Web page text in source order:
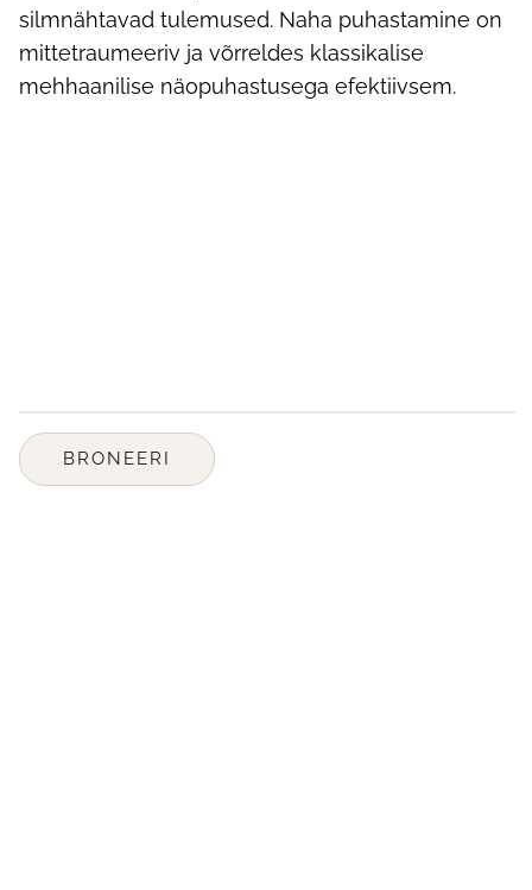
silmnähtavad tulemused. Naha puhastamine on
mittetraumeeriv ja võrreldes klassikalise
mehhaanilise näopuhastusega efektiivsem.
BRONEERI